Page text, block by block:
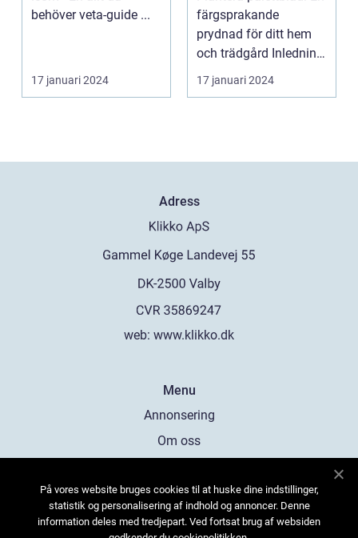
behöver veta-guide ...
17 januari 2024
hem och trädgård
färgsprakande
prydnad för ditt hem
och trädgård Inledning
Palettblad är en ...
17 januari 2024
Adress
web: www.klikko.dk
Menu
Annonsering
Om oss
Kontakta oss
Sitemap
På vores website bruges cookies til at huske dine indstillinger,
statistik og personalisering af indhold og annoncer. Denne
information deles med tredjepart. Ved fortsat brug af websiden